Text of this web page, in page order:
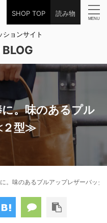
SHOP TOP 読み物
ションサイト
。味のあるプル
２型≫
。味のあるプルアップレザーバッ